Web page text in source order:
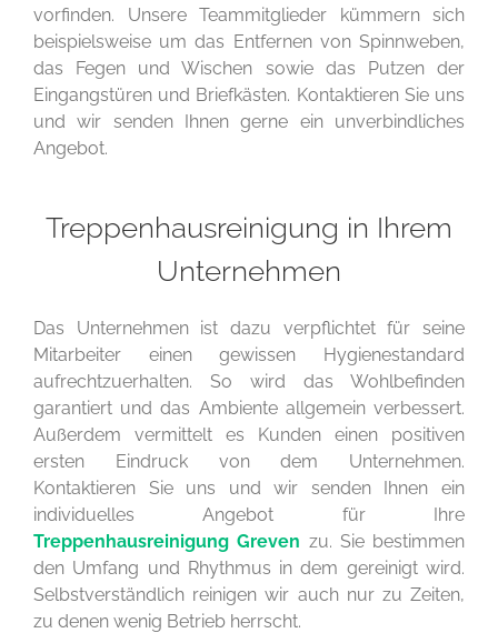
vorfinden. Unsere Teammitglieder kümmern sich
beispielsweise um das Entfernen von Spinnweben,
das Fegen und Wischen sowie das Putzen der
Eingangstüren und Briefkästen. Kontaktieren Sie uns
und wir senden Ihnen gerne ein unverbindliches
Angebot.
Treppenhausreinigung in Ihrem
Unternehmen
Das Unternehmen ist dazu verpflichtet für seine
Mitarbeiter einen gewissen Hygienestandard
aufrechtzuerhalten. So wird das Wohlbefinden
garantiert und das Ambiente allgemein verbessert.
Außerdem vermittelt es Kunden einen positiven
ersten Eindruck von dem Unternehmen.
Kontaktieren Sie uns und wir senden Ihnen ein
individuelles Angebot für Ihre
Treppenhausreinigung Greven zu. Sie bestimmen
den Umfang und Rhythmus in dem gereinigt wird.
Selbstverständlich reinigen wir auch nur zu Zeiten,
zu denen wenig Betrieb herrscht.